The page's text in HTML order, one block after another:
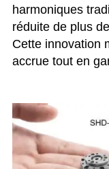
harmoniques
réduite de plus
Cette innovation
accrue tout en